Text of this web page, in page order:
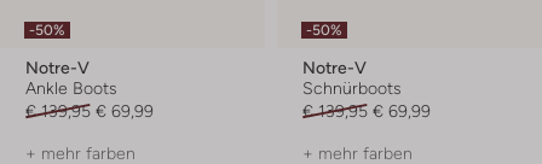
-50%
Notre-V
Ankle Boots
€ 139,95 € 69,99
+ mehr farben
-50%
Notre-V
Schnürboots
€ 139,95 € 69,99
+ mehr farben